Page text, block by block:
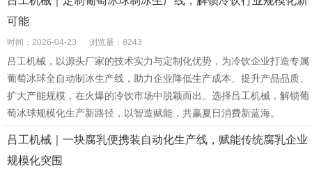
可能
时间：2026-04-23 浏览量：8243
吕工机械，以源头厂家的技术实力与定制化优势，为冷饮企业打造专属
葡萄冰球全自动制冰生产线，助力企业降低生产成本、提升产品品质、
扩大产能规模，在火爆的冷饮市场中脱颖而出。选择吕工机械，解锁葡
萄冰球规模化生产新路径，以智造赋能，共赢夏日消费新蓝海。
吕工机械｜一块腐乳便携装自动化生产线，赋能传统腐乳企业
规模化突围